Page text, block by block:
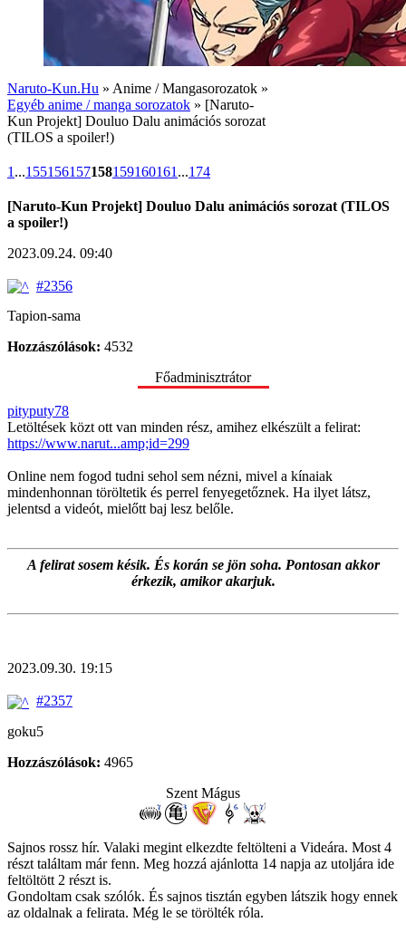
Naruto-Kun.Hu » Anime / Mangasorozatok »
Egyéb anime / manga sorozatok » [Naruto-
Kun Projekt] Douluo Dalu animációs sorozat
(TILOS a spoiler!)
1 ...155156157158159160161 ...174
[Naruto-Kun Projekt] Douluo Dalu animációs sorozat (TILOS
a spoiler!)
2023.09.24. 09:40
#2356
Tapion-sama
Hozzászólások: 4532
Főadminisztrátor
pityputy78
Letöltések közt ott van minden rész, amihez elkészült a felirat:
https://www.narut...amp;id=299
Online nem fogod tudni sehol sem nézni, mivel a kínaiak
mindenhonnan töröltetik és perrel fenyegetőznek. Ha ilyet látsz,
jelentsd a videót, mielőtt baj lesz belőle.
A felirat sosem késik. És korán se jön soha. Pontosan akkor
érkezik, amikor akarjuk.
2023.09.30. 19:15
#2357
goku5
Hozzászólások: 4965
Szent Mágus
Sajnos rossz hír. Valaki megint elkezdte feltölteni a Videára. Most 4
részt találtam már fenn. Meg hozzá ajánlotta 14 napja az utoljára ide
feltöltött 2 részt is.
Gondoltam csak szólók. És sajnos tisztán egyben látszik hogy ennek
az oldalnak a felirata. Még le se törölték róla.